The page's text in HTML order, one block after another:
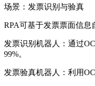
场景：发票识别与验真
RPA可基于发票票面信
发票识别机器人：通过
99%。
发票验真机器人：利用